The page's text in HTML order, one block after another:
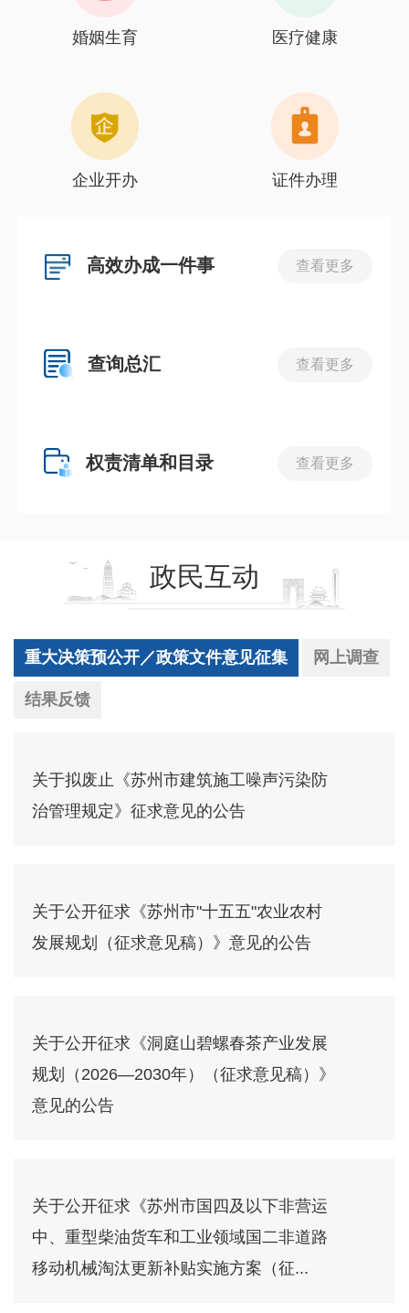
婚姻生育 医疗健康
企业开办 证件办理
高效办成一件事 查看更多
查询总汇 查看更多
权责清单和目录 查看更多
政民互动
重大决策预公开／政策文件意见征集 网上调查
结果反馈
关于拟废止《苏州市建筑施工噪声污染防
治管理规定》征求意见的公告
关于公开征求《苏州市"十五五"农业农村
发展规划（征求意见稿）》意见的公告
关于公开征求《洞庭山碧螺春茶产业发展
规划（2026—2030年）（征求意见稿）》
意见的公告
关于公开征求《苏州市国四及以下非营运
中、重型柴油货车和工业领域国二非道路
移动机械淘汰更新补贴实施方案（征...